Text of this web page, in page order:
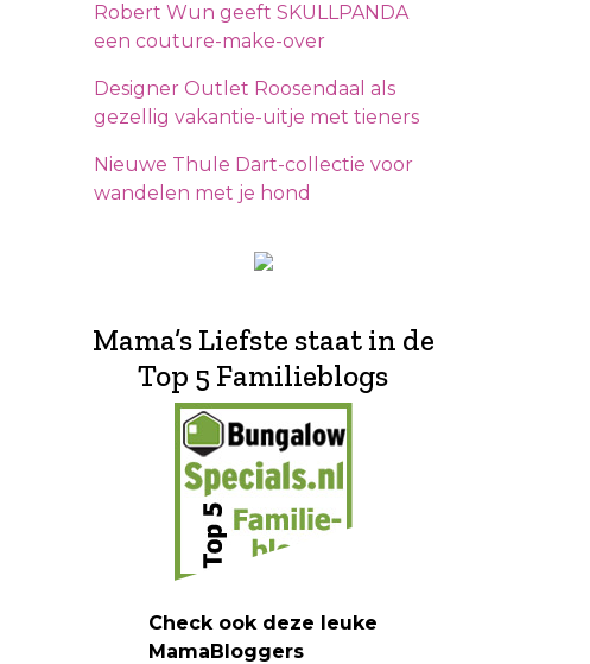
Robert Wun geeft SKULLPANDA
een couture-make-over
Designer Outlet Roosendaal als
gezellig vakantie-uitje met tieners
Nieuwe Thule Dart-collectie voor
wandelen met je hond
Mama’s Liefste staat in de
Top 5 Familieblogs
Check ook deze leuke
MamaBloggers